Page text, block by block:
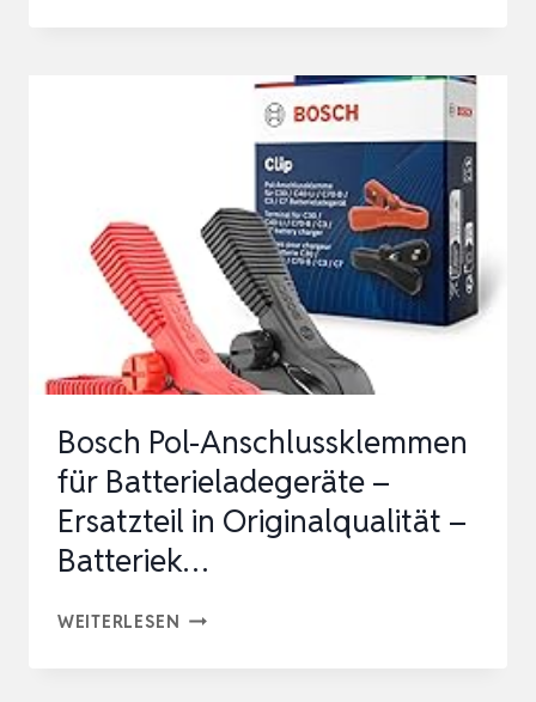
LADEGERÄT
LADEKABEL
BUTURE
VC40
VC50
VC70
VC80
JR400
JR500
JR6…
Bosch Pol-Anschlussklemmen
für Batterieladegeräte –
Ersatzteil in Originalqualität –
Batteriek…
WEITERLESEN BOSCH